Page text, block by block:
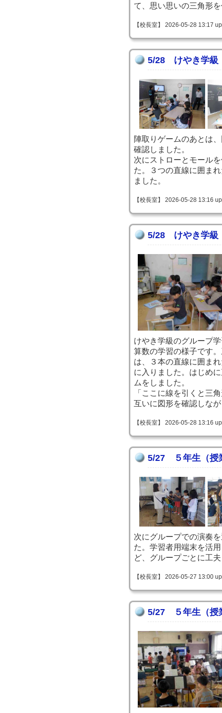
て、思い思いの三角形
【校長室】 2026-05-28 13:17
5/28 けやき学級
陣取りゲームのあとは
確認しました。
次にストローとモール
た。３つの直線に囲ま
ました。
【校長室】 2026-05-28 13:16
5/28 けやき学級
けやき学級のグループ
算数の学習の様子です
は、３本の直線に囲ま
に入りました。はじめ
ムをしました。
「ここに線を引くと三
互いに図形を確認しな
【校長室】 2026-05-28 13:16
5/27 ５年生（授
次にグループでの演奏
た。学習者用端末を活
ど、グループごとに工
【校長室】 2026-05-27 13:00
5/27 ５年生（授